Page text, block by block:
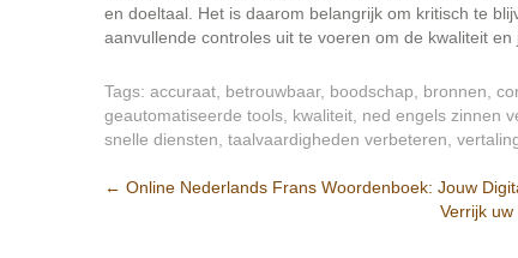
en doeltaal. Het is daarom belangrijk om kritisch te
aanvullende controles uit te voeren om de kwaliteit
Tags: accuraat betrouwbaar, boodschap bronnen
geautomatiseerde tools kwaliteit ned engels zinnen
snelle diensten taalvaardigheden verbeteren
Berichtnavigatie
← Online Nederlands Frans Woordenboek: Jouw
Verrijk